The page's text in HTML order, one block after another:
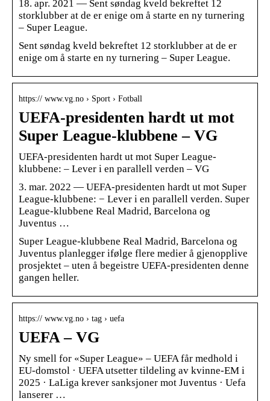
18. apr. 2021 — Sent søndag kveld bekreftet 12
storklubber at de er enige om å starte en ny turnering
– Super League.
Sent søndag kveld bekreftet 12 storklubber at de er
enige om å starte en ny turnering – Super League.
https:// www.vg.no › Sport › Fotball
UEFA-presidenten hardt ut mot
Super League-klubbene – VG
UEFA-presidenten hardt ut mot Super League-
klubbene: – Lever i en parallell verden – VG
3. mar. 2022 — UEFA-presidenten hardt ut mot Super
League-klubbene: − Lever i en parallell verden. Super
League-klubbene Real Madrid, Barcelona og
Juventus …
Super League-klubbene Real Madrid, Barcelona og
Juventus planlegger ifølge flere medier å gjenopplive
prosjektet – uten å begeistre UEFA-presidenten denne
gangen heller.
https:// www.vg.no › tag › uefa
UEFA – VG
Ny smell for «Super League» – UEFA får medhold i
EU-domstol · UEFA utsetter tildeling av kvinne-EM i
2025 · LaLiga krever sanksjoner mot Juventus · Uefa
lanserer …